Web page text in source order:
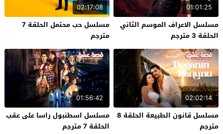
01:01:25
مسلسل الاعراف الموسم الثاني
الحلقة 3 مترجم
02:17:08
مسلسل حب محتمل الحلقة 7
مترجم
02:02:14
مسلسل قانون الطبيعة الحلقة 8
مترجم
01:56:42
مسلسل اسطنبول راسا على عقب
الحلقة 7 مترجم